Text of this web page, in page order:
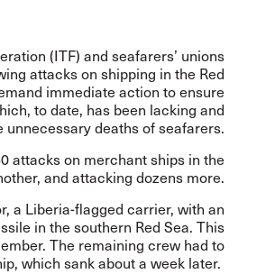
(ITF) and seafarers’ unions
attacks on shipping in the Red
immediate action to ensure
to date, has been lacking and
deaths of seafarers.
attacks on merchant ships in the
and attacking dozens more.
a Liberia-flagged carrier, with an
in the southern Red Sea. This
The remaining crew had to
which sank about a week later.